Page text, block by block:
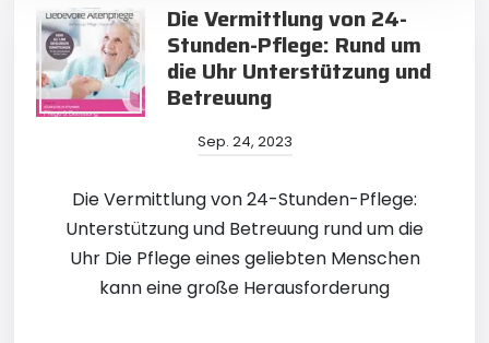
Die Vermittlung von 24-
Stunden-Pflege: Rund um
die Uhr Unterstützung und
Betreuung
Sep. 24, 2023
Die Vermittlung von 24-Stunden-Pflege:
Unterstützung und Betreuung rund um die
Uhr Die Pflege eines geliebten Menschen
kann eine große Herausforderung